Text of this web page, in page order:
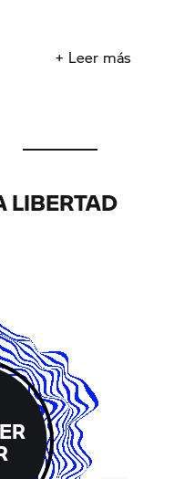
+ Leer más
LIBERTAD